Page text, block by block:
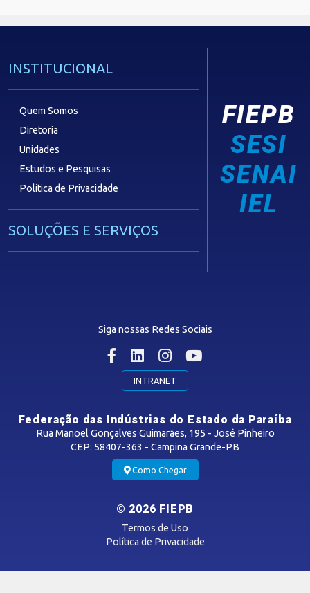
INSTITUCIONAL
Quem Somos
Diretoria
Unidades
Estudos e Pesquisas
Política de Privacidade
SOLUÇÕES E SERVIÇOS
CONTRIBUIÇÃO SINDICAL
SAC
FIEPB
SESI
SENAI
IEL
Siga nossas Redes Sociais
INTRANET
Federação das Indústrias do Estado da Paraíba
Rua Manoel Gonçalves Guimarães, 195 - José Pinheiro
CEP: 58407-363 - Campina Grande-PB
Como Chegar
© 2026 FIEPB
Termos de Uso
Política de Privacidade